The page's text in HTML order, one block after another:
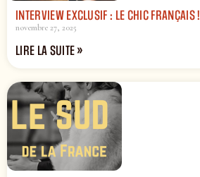
INTERVIEW EXCLUSIF : LE CHIC FRANÇAIS !
novembre 27, 2025
LIRE LA SUITE »